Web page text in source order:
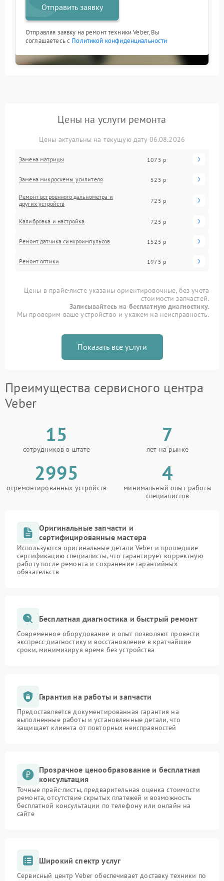
Отправить заявку
Отправляя заявку на ремонт техники Veber, Вы
соглашаетесь с Политикой конфиденциальности
Цены на услуги ремонта
Цены актуальны на текущую дату 06.08.2026
Замена матрицы 1075 р
Замена микросхемы усилителя 525 р
Ремонт встроенного дальнометра и
других устройств
725 р
Калибровка и настройка 725 р
Ремонт датчика синхроимпульсов 1525 р
Ремонт оптики 1975 р
Цены в прайс-листе указаны ориентировочные, без учета
стоимости запчастей.
Записывайтесь на бесплатную диагностику.
Мы проверим ваше устройство и укажем на неисправность.
Показать все услуги
Преимущества сервисного центра
Veber
15
сотрудников в штате
7
лет на рынке
2995
отремонтированных устройств
4
минимальный опыт работы
специалистов
Оригинальные запчасти и
сертифицированные мастера
Используются оригинальные детали Veber и прошедшие
сертификацию специалисты, что гарантирует корректную
работу после ремонта и сохранение гарантийных
обязательств
Бесплатная диагностика и быстрый ремонт
Современное оборудование и опыт позволяют провести
экспресс-диагностику и восстановление в кратчайшие
сроки, минимизируя время без устройства
Гарантия на работы и запчасти
Предоставляется документированная гарантия на
выполненные работы и установленные детали, что
защищает клиента от повторных неисправностей
Прозрачное ценообразование и бесплатная
консультация
Точные прайс-листы, предварительная оценка стоимости
ремонта, отсутствие скрытых платежей и возможность
бесплатной консультации по телефону или онлайн на
сайте
Широкий спектр услуг
Сервисный центр Veber обеспечивает доставку техники по